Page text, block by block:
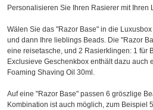
Personalisieren Sie Ihren Rasierer mit Ihren
Wälen Sie das "Razor Base" in die
und dann Ihre lieblings Beads. Die "Razor
eine reisetasche, und 2 Rasierklingen: 1 für
Exclusieve Geschenkbox enthält dazu auch
Foaming Shaving Oil 30ml.
Auf eine "Razor Base" passen 6 gröszlige
Kombination ist auch möglich, zum Beispiel